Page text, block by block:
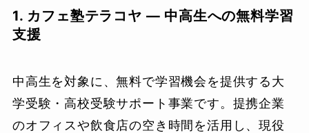
1. カフェ塾テラコヤ — 中高生への無料学習
支援
中高生を対象に、無料で学習機会を提供する大
学受験・高校受験サポート事業です。提携企業
のオフィスや飲食店の空き時間を活用し、現役